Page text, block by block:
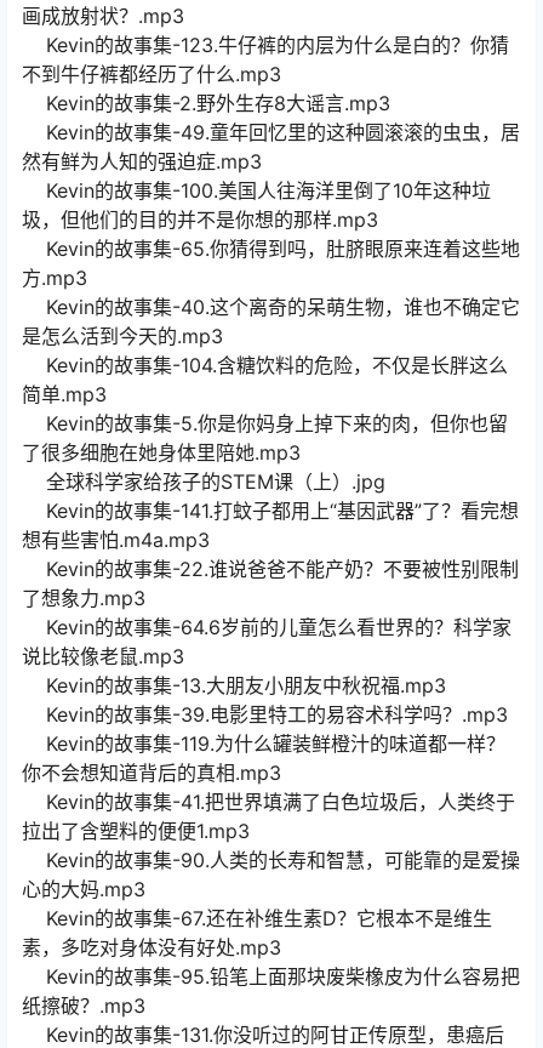
画成放射状？.mp3
Kevin的故事集-123.牛仔裤的内层为什么是白的？你猜
不到牛仔裤都经历了什么.mp3
Kevin的故事集-2.野外生存8大谣言.mp3
Kevin的故事集-49.童年回忆里的这种圆滚滚的虫虫，居
然有鲜为人知的强迫症.mp3
Kevin的故事集-100.美国人往海洋里倒了10年这种垃
圾，但他们的目的并不是你想的那样.mp3
Kevin的故事集-65.你猜得到吗，肚脐眼原来连着这些地
方.mp3
Kevin的故事集-40.这个离奇的呆萌生物，谁也不确定它
是怎么活到今天的.mp3
Kevin的故事集-104.含糖饮料的危险，不仅是长胖这么
简单.mp3
Kevin的故事集-5.你是你妈身上掉下来的肉，但你也留
了很多细胞在她身体里陪她.mp3
全球科学家给孩子的STEM课（上）.jpg
Kevin的故事集-141.打蚊子都用上“基因武器”了？看完想
想有些害怕.m4a.mp3
Kevin的故事集-22.谁说爸爸不能产奶？不要被性别限制
了想象力.mp3
Kevin的故事集-64.6岁前的儿童怎么看世界的？科学家
说比较像老鼠.mp3
Kevin的故事集-13.大朋友小朋友中秋祝福.mp3
Kevin的故事集-39.电影里特工的易容术科学吗？.mp3
Kevin的故事集-119.为什么罐装鲜橙汁的味道都一样？
你不会想知道背后的真相.mp3
Kevin的故事集-41.把世界填满了白色垃圾后，人类终于
拉出了含塑料的便便1.mp3
Kevin的故事集-90.人类的长寿和智慧，可能靠的是爱操
心的大妈.mp3
Kevin的故事集-67.还在补维生素D？它根本不是维生
素，多吃对身体没有好处.mp3
Kevin的故事集-95.铅笔上面那块废柴橡皮为什么容易把
纸擦破？.mp3
Kevin的故事集-131.你没听过的阿甘正传原型，患癌后